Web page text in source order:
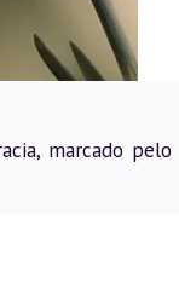
marcado pelo